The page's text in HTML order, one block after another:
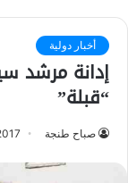
أخبار دولية
إدانة مرشد
“قبلة”
صباح طنجة